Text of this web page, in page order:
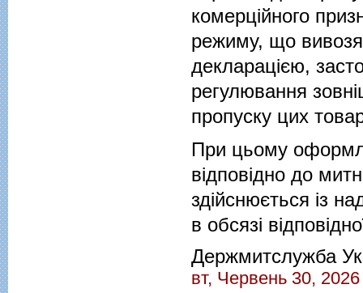
комерційного
режиму, що
декларацією,
регулювання
пропуску цих
При цьому
відповідно до
здійснюється із
в обсязі
Держмитслужба
вт, Червень 30,